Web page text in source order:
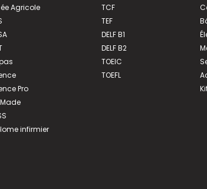
Agricole
Pro
infirmier
TCF
TEF
DELF B1
DELF B2
TOEIC
TOEFL